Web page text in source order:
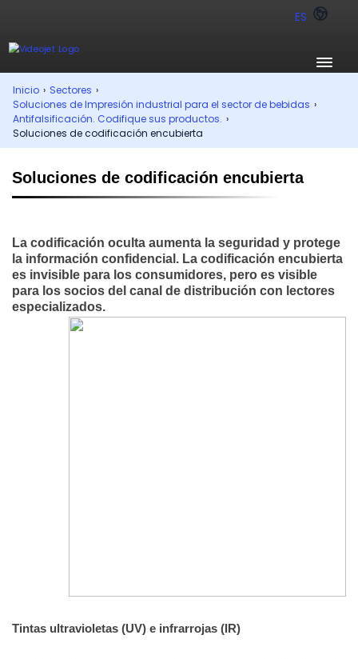
ES
Inicio › Sectores ›
Soluciones de Impresión industrial para el sector de bebidas ›
Antifalsificación. Codifique sus productos. ›
Soluciones de codificación encubierta
Soluciones de codificación encubierta
La codificación oculta aumenta la seguridad y protege
la información confidencial. La codificación encubierta
es invisible para los consumidores, pero es visible
para los socios del canal de distribución con lectores
especializados.
Tintas ultravioletas (UV) e infrarrojas (IR)